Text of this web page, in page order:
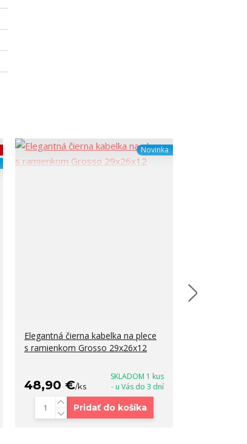
Novinka
Elegantná čierna kabelka na plece
s ramienkom Grosso 29x26x12
48,90 €/ks
SKLADOM 1 kus
- u Vás do 3 dní
Pridať do košíka